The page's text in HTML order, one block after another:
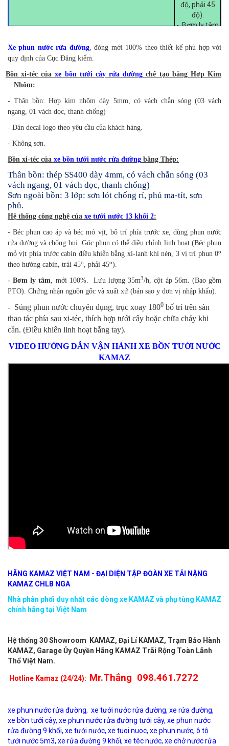
Hệ thống công nghệ
độ, phải 45
độ).
- Bơm ly tâm
Ebera, mới
30m3/h, cột
gồm PTO).
Chứng nhận
- Súng phun
dụng, trục
bố trí trên sàn
thích hợp tưới
cây hoặc
chữa cháy khi
hoạt bằng
tay).
- Thân bồn:
dày 4mm, có
sóng (03 vách
vách dọc,
Màu sắc
Xe phun nước rửa đường, đóng mới 100% theo thiết kế phù hợp với
quy định của Cục Đăng kiểm.
Bồn xi-téc củaxe bồn tưới cây rửa đường chế tạo bằng Hợp Kim
Nhôm:
- Thân bồn: Hợp kim nhôm dày 5mm, có vách chắn sóng (03 vách
ngang, 01 vách dọc, thanh chống)
- Dán decal logo theo yêu cầu của khách hàng.
- Không sơn.
Bồn xi-téc của xe bồn tưới nước rửa đường bằng Thép:
Thân bồn: thép SS400 dày 4mm, có vách chắn sóng (03
vách ngang, 01 vách dọc, thanh chống)
Sơn ngoài bồn: 3 lớp: sơn lót chống rỉ, phủ ma-tít, sơn
phủ.
Hệ thống công nghệ của xe tưới nước 13 khối 2:
- Béc phun cao áp và béc mỏ vịt, bố trí phía trước xe, dùng phun nước
rửa đường và chống bụi. Góc phun có thể điều chỉnh linh hoạt (Béc phun
mỏ vịt phía trước cabin điều khiển bằng xi-lanh khí nén, 3 vị trí phun 0o
theo hướng cabin, trái 45o , phải 45o).
- Bơm ly tâm , mới 100%. Lưu lượng 35m3/h, cột áp 56m. (Bao gồm
PTO). Chứng nhận nguồn gốc và xuất xứ (bản sao y đơn vị nhập khẩu).
- Súng phun nước chuyên dụng, trục xoay 1800 bố trí trên sàn
thao tác phía sau xi-téc, thích hợp tưới cây hoặc chữa cháy khi
cần. (Điều khiển linh hoạt bằng tay).
VIDEO HƯỚNG DẪN VẬN HÀNH XE BỒN TƯỚI NƯỚC
KAMAZ
HÃNG KAMAZ VIỆT NAM - ĐẠI DIỆN TẬP ĐOÀN XE TẢI NẶNG
KAMAZ CHLB NGA
Nhà phân phối duy nhất các dòng xe KAMAZ và phụ tùng KAMAZ
chính hãng tại Việt Nam
Hệ thống 30 Showroom KAMAZ, Đại Lí KAMAZ, Trạm Bảo Hành
KAMAZ, Garage Ủy Quyền Hãng KAMAZ Trãi Rộng Toàn Lãnh
Thổ Việt Nam.
Hotline Kamaz (24/24): Mr.Thắng 098.461.7272
xe phun nước rửa đường, xe tưới nước rửa đường, xe rửa đường,
xe bồn tưới cây, xe phun nước rửa đường tưới cây, xe phun nước
rửa đường 9 khối, xe tưới nước, xe tuoi nuoc, xe phun nước, ô tô
tưới nước 5m3, xe rửa đường 9 khối, xe téc nước, xe chở nước rửa